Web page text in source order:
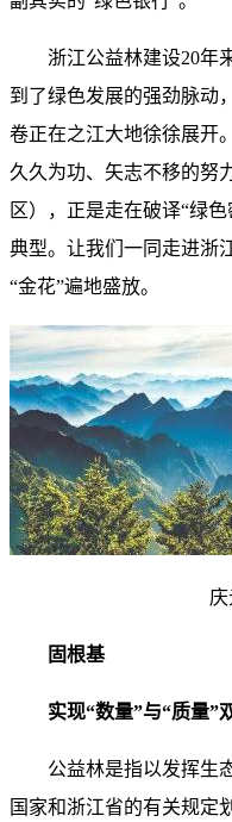
浙江公益林建设20年
到了绿色发展的强劲脉动
卷正在之江大地徐徐展开
久久为功、矢志不移的努
区），正是走在破译“绿
典型。让我们一同走进浙
“金花”遍地盛放。
固根基
实现“数量”与“质量”
公益林是指以发挥生
国家和浙江省的有关规定